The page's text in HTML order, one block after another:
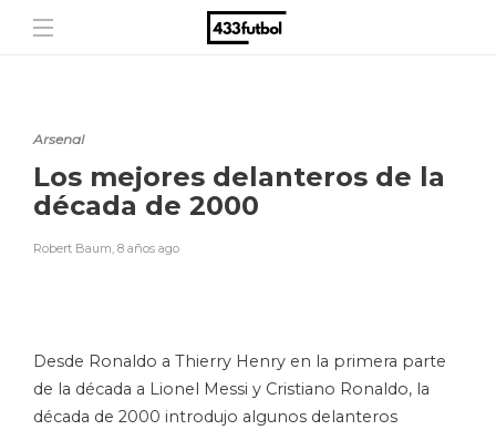
Arsenal
Los mejores delanteros de la
década de 2000
Robert Baum, 8 años ago
Desde Ronaldo a Thierry Henry en la primera parte
de la década a Lionel Messi y Cristiano Ronaldo, la
década de 2000 introdujo algunos delanteros